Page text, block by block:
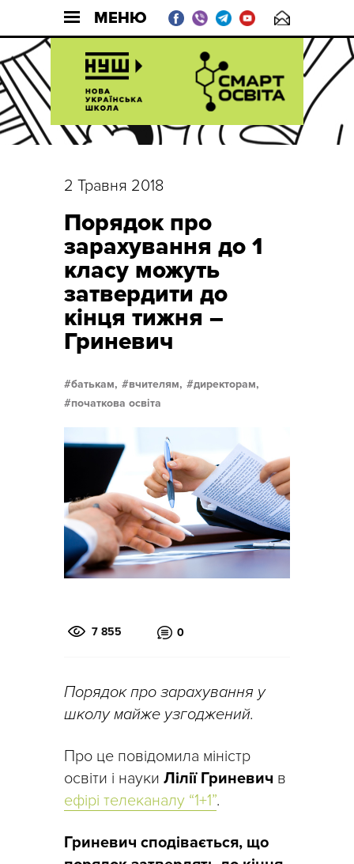
МЕНЮ
2 Травня 2018
Порядок про
зарахування до 1
класу можуть
затвердити до
кінця тижня –
Гриневич
батькам, вчителям,
директорам,
початкова освіта
7 855 0
Порядок про зарахування у
школу майже узгоджений.
Про це повідомила міністр
освіти і науки Лілії Гриневич в
ефірі телеканалу “1+1”.
Гриневич сподівається, що